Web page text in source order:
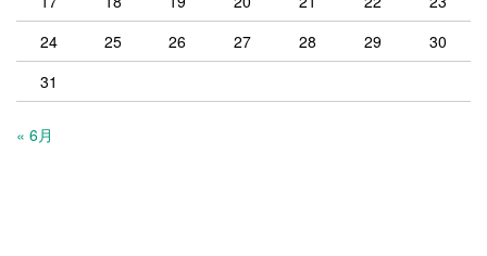
24
25 26 27 28 29
30
31
« 6月